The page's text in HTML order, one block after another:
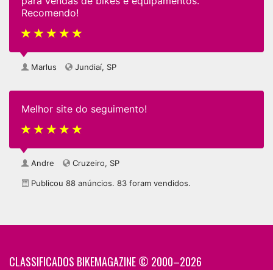
Recomendo!
Marlus Jundiaí, SP
Melhor site do seguimento!
Andre Cruzeiro, SP
Publicou 88 anúncios. 83 foram vendidos.
CLASSIFICADOS BIKEMAGAZINE © 2000–2026